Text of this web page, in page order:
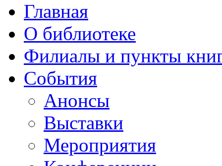
Главная
О библиотеке
Филиалы и пункты
События
Анонсы
Выставки
Мероприятия